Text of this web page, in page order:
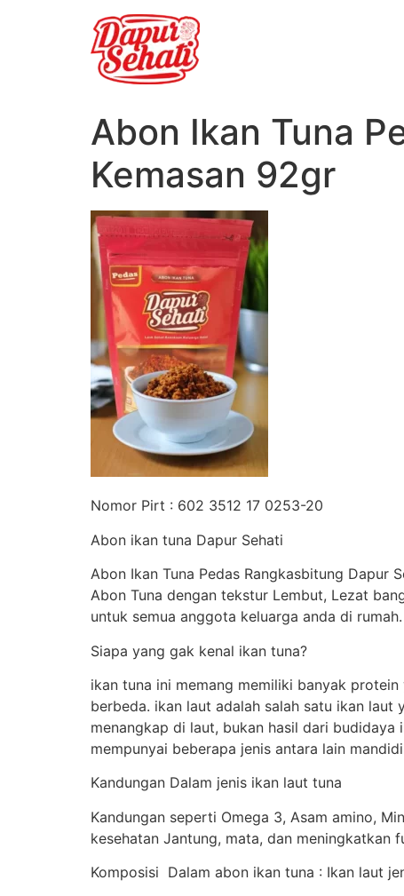
Abon Ikan Tuna
Kemasan 92gr
Nomor Pirt : 602 3512 17 0253-20
Abon ikan tuna Dapur Sehati
Abon Ikan Tuna Pedas Rangkasbitung Dapur
Abon Tuna dengan tekstur Lembut, Lezat
untuk semua anggota keluarga anda di rumah.
Siapa yang gak kenal ikan tuna?
ikan tuna ini memang memiliki banyak
berbeda. ikan laut adalah salah satu ikan
menangkap di laut, bukan hasil dari
mempunyai beberapa jenis antara lain
Kandungan Dalam jenis ikan laut tuna
Kandungan seperti Omega 3, Asam amino,
kesehatan Jantung, mata, dan meningkatkan
Komposisi Dalam abon ikan tuna : Ikan laut